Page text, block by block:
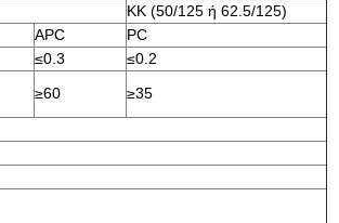
ΚΚ (50/125 ή 62.5/125)
APC
PC
≤0.3
≤0.2
≥60 ≥35